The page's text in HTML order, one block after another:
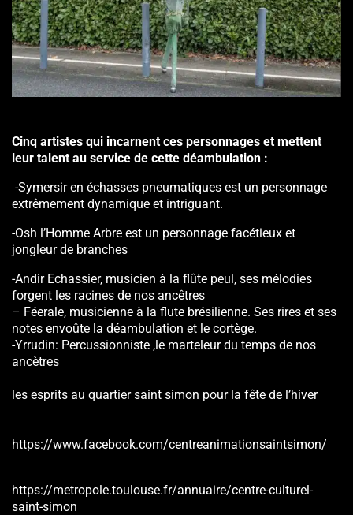
Cinq artistes qui incarnent ces personnages et mettent
leur talent au service de cette déambulation :
-Symersir en échasses pneumatiques est un personnage
extrêmement dynamique et intriguant.
-Osh l’Homme Arbre est un personnage facétieux et
jongleur de branches
-Andir Echassier, musicien à la flûte peul, ses mélodies
forgent les racines de nos ancêtres
– Féerale, musicienne à la flute brésilienne. Ses rires et ses
notes envoûte la déambulation et le cortège.
-Yrrudin: Percussionniste ,le marteleur du temps de nos
ancètres
les esprits au quartier saint simon pour la fête de l’hiver
https://www.facebook.com/centreanimationsaintsimon/
https://metropole.toulouse.fr/annuaire/centre-culturel-
saint-simon